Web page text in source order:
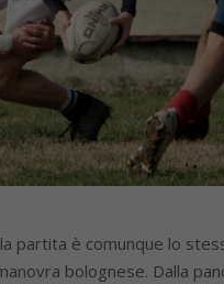
partita è comunque lo
bolognese. Dalla